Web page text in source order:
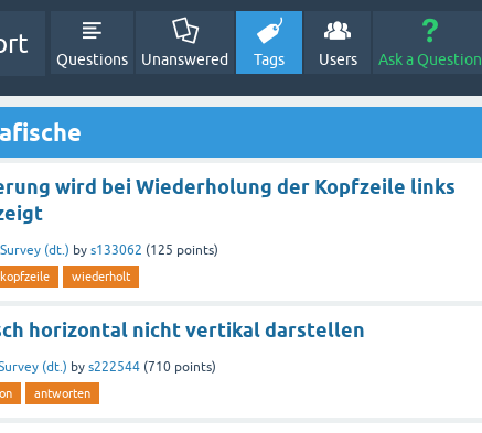
Questions Unanswered Tags Users Ask a Question
wird bei Wiederholung der Kopfzeile links
(dt.) by s133062 (125 points)
kopfzeile wiederholt
horizontal nicht vertikal darstellen
(dt.) by s222544 (710 points)
antworten